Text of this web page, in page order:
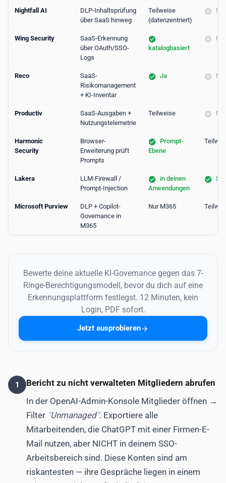
Nightfall AI
DLP-Inhaltsprüfung
über SaaS hinweg
Teilweise
(datenzentriert)
Wing Security
SaaS-Erkennung
über OAuth/SSO-
Logs
katalogbasiert
Reco
SaaS-
Risikomanagement
+ KI-Inventar
Ja
Productiv
SaaS-Ausgaben +
Nutzungstelemetrie
Teilweise
Harmonic
Security
Browser-
Erweiterung prüft
Prompts
Prompt-
Ebene
Lakera
LLM-Firewall /
Prompt-Injection
in deinen
Anwendungen
Microsoft Purview
DLP + Copilot-
Governance in
M365
Nur M365
Bewerte deine aktuelle KI-Governance gegen das 7-
Ringe-Berechtigungsmodell, bevor du dich auf eine
Erkennungsplattform festlegst. 12 Minuten, kein
Login, PDF sofort.
Jetzt ausprobieren
1
Bericht zu nicht verwalteten Mitgliedern abrufen
In der OpenAI-Admin-Konsole Mitglieder öffnen →
Filter Unmanaged . Exportiere alle
Mitarbeitenden, die ChatGPT mit einer Firmen-E-
Mail nutzen, aber NICHT in deinem SSO-
Arbeitsbereich sind. Diese Konten sind am
riskantesten — ihre Gespräche liegen in einem